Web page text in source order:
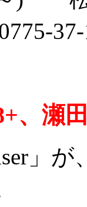
37-
、瀬
」